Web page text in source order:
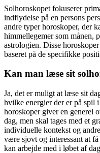
Solhoroskopet fokuserer
indflydelse på en persons
andre typer horoskoper, der
himmellegemer som månen,
astrologien. Disse
baseret på de specifikke
Kan man læse sit
Ja, det er muligt at læse sit
hvilke energier der er på spil
horoskoper giver en generel
dag, men skal tages med et
individuelle kontekst og
være sjovt og interessant at
kan arbejde med i løbet af